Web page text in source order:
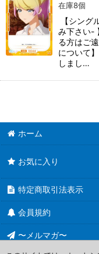
在庫8個
【シング
み下さい-
る方はご
について
しまし…
ホーム
お気に入り
特定商取引法表示
会員規約
〜メルマガ〜